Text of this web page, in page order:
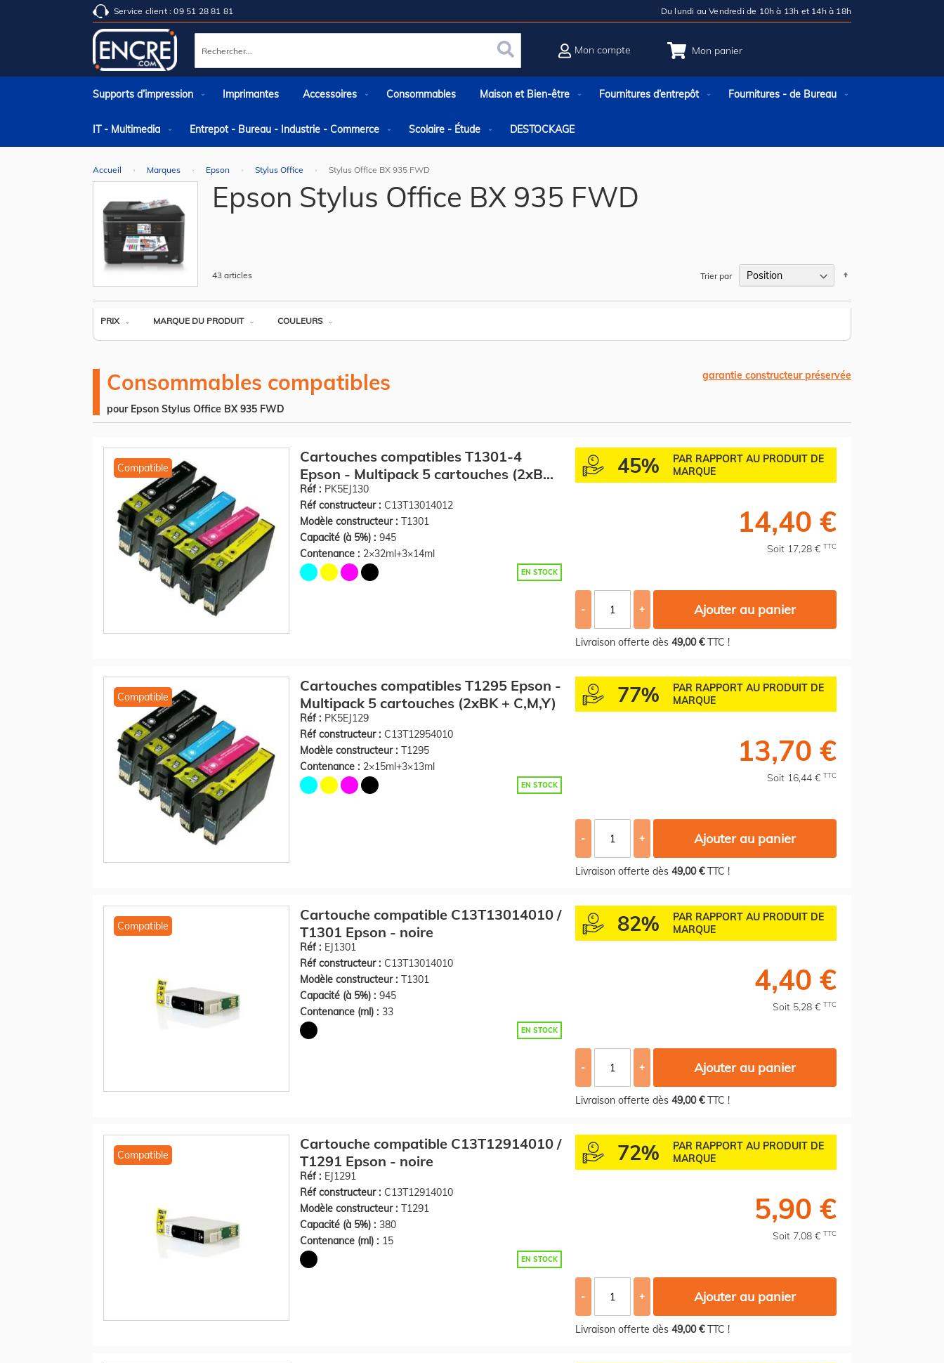
Service client : 09 51 28 81 81 Du lundi au Vendredi de 10h à 13h et 14h à 18h
Mon panier
Rechercher Rechercher
Mon compte
Supports d’impression Imprimantes Accessoires Consommables Maison et Bien-être Fournitures d’entrepôt Fournitures - de Bureau
IT - Multimedia Entrepot - Bureau - Industrie - Commerce Scolaire - Étude DESTOCKAGE
Accueil Marques Epson Stylus Office Stylus Office BX 935 FWD
Epson Stylus Office BX 935 FWD
PRIX MARQUE DU PRODUIT COULEURS
43 articles Trier par
Consommables compatibles garantie constructeur préservée
pour Epson Stylus Office BX 935 FWD
Compatible
Cartouches compatibles T1301-4
Epson - Multipack 5 cartouches (2xBK
+ C,M,Y)
Réf : PK5EJ130
Réf constructeur : C13T13014012
Modèle constructeur : T1301
Capacité (à 5%) : 945
Contenance : 2×32ml+3×14ml
EN STOCK
45%
PAR RAPPORT AU PRODUIT DE
MARQUE
14,40 €
Soit 17,28 € TTC
- + Ajouter au panier
Livraison offerte dès 49,00 €TTC !
Compatible
Cartouches compatibles T1295 Epson -
Multipack 5 cartouches (2xBK + C,M,Y)
Réf : PK5EJ129
Réf constructeur : C13T12954010
Modèle constructeur : T1295
Contenance : 2×15ml+3×13ml
EN STOCK
77%
PAR RAPPORT AU PRODUIT DE
MARQUE
13,70 €
Soit 16,44 € TTC
- + Ajouter au panier
Livraison offerte dès 49,00 €TTC !
Compatible
Cartouche compatible C13T13014010 /
T1301 Epson - noire
Réf : EJ1301
Réf constructeur : C13T13014010
Modèle constructeur : T1301
Capacité (à 5%) : 945
Contenance (ml) : 33
EN STOCK
82%
PAR RAPPORT AU PRODUIT DE
MARQUE
4,40 €
Soit 5,28 € TTC
- + Ajouter au panier
Livraison offerte dès 49,00 €TTC !
Compatible
Cartouche compatible C13T12914010 /
T1291 Epson - noire
Réf : EJ1291
Réf constructeur : C13T12914010
Modèle constructeur : T1291
Capacité (à 5%) : 380
Contenance (ml) : 15
EN STOCK
72%
PAR RAPPORT AU PRODUIT DE
MARQUE
5,90 €
Soit 7,08 € TTC
- + Ajouter au panier
Livraison offerte dès 49,00 €TTC !